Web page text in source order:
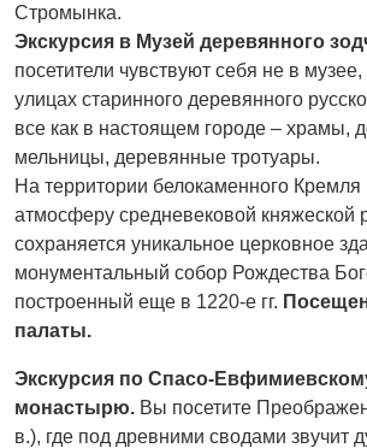
Стромынка.
Экскурсия в Музей деревянного
посетители чувствуют себя не в
улицах старинного деревянного
все как в настоящем городе – храмы,
мельницы, деревянные тротуары.
На территории белокаменного
атмосферу средневековой княжеской
сохраняется уникальное церковное
монументальный собор Рождества
построенный еще в 1220-е гг.
палаты.
Экскурсия по Спасо-
монастырю. Вы посетите
в.), где под древними сводами звучит